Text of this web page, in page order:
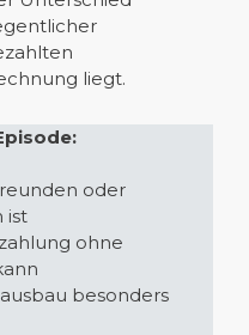
liegt.
oder
ist
ohne
besonders